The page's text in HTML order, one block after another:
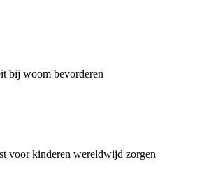
bij woom bevorderen
voor kinderen wereldwijd zorgen